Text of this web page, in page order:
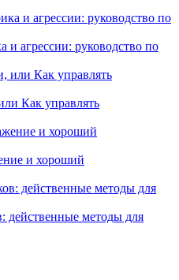
и агрессии: руководство по
Как управлять
и хороший
действенные методы для